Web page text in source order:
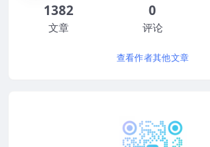
1382
文章
0
评论
查看作者其他文章